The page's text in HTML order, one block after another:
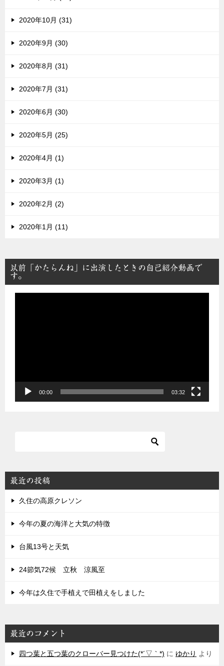
2020年10月 (31)
2020年9月 (30)
2020年8月 (31)
2020年7月 (31)
2020年6月 (30)
2020年5月 (25)
2020年4月 (1)
2020年3月 (1)
2020年2月 (2)
2020年1月 (11)
以前「かたらんね」に出演したときの自己紹介動画で
す。
00:00 03:32
最近の投稿
久住の高原クレソン
今年の夏の海洋と大気の特徴
台風13号と天気
24節気72候 立秋 涼風至
今年は久住で手植えで田植えをしました
最近のコメント
四つ葉と五つ葉のクローバー見つけた(*´▽｀*) に ゆかり より